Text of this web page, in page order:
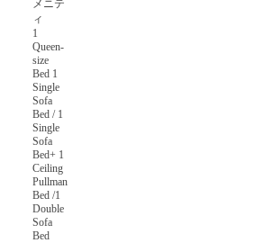
メニテ
ィ
1
Queen-
size
Bed 1
Single
Sofa
Bed / 1
Single
Sofa
Bed+ 1
Ceiling
Pullman
Bed /1
Double
Sofa
Bed